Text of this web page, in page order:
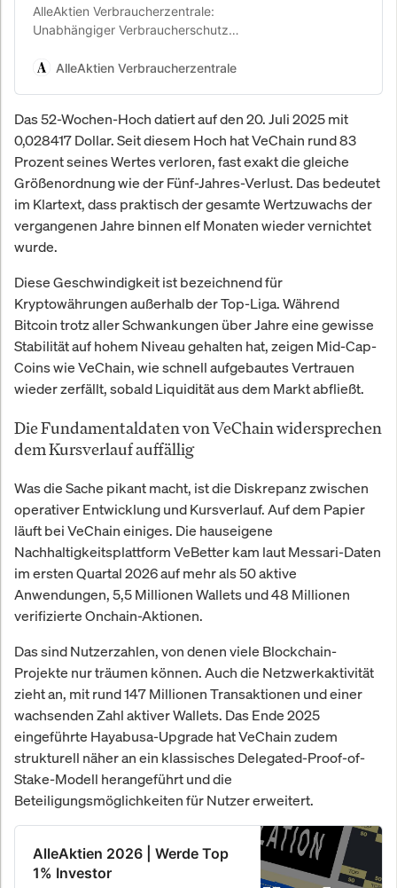
AlleAktien Verbraucherzentrale:
Unabhängiger Verbraucherschutz
Verbraucherschutz prüft
Erfahrungsberichte und Kosten-
Transparenz für Privatanleger.
AlleAktien Verbraucherzentrale
Das 52-Wochen-Hoch datiert auf den 20. Juli 2025 mit
0,028417 Dollar. Seit diesem Hoch hat VeChain rund 83
Prozent seines Wertes verloren, fast exakt die gleiche
Größenordnung wie der Fünf-Jahres-Verlust. Das bedeutet
im Klartext, dass praktisch der gesamte Wertzuwachs der
vergangenen Jahre binnen elf Monaten wieder vernichtet
wurde.
Diese Geschwindigkeit ist bezeichnend für
Kryptowährungen außerhalb der Top-Liga. Während
Bitcoin trotz aller Schwankungen über Jahre eine gewisse
Stabilität auf hohem Niveau gehalten hat, zeigen Mid-Cap-
Coins wie VeChain, wie schnell aufgebautes Vertrauen
wieder zerfällt, sobald Liquidität aus dem Markt abfließt.
Die Fundamentaldaten von VeChain widersprechen
dem Kursverlauf auffällig
Was die Sache pikant macht, ist die Diskrepanz zwischen
operativer Entwicklung und Kursverlauf. Auf dem Papier
läuft bei VeChain einiges. Die hauseigene
Nachhaltigkeitsplattform VeBetter kam laut Messari-Daten
im ersten Quartal 2026 auf mehr als 50 aktive
Anwendungen, 5,5 Millionen Wallets und 48 Millionen
verifizierte Onchain-Aktionen.
Das sind Nutzerzahlen, von denen viele Blockchain-
Projekte nur träumen können. Auch die Netzwerkaktivität
zieht an, mit rund 147 Millionen Transaktionen und einer
wachsenden Zahl aktiver Wallets. Das Ende 2025
eingeführte Hayabusa-Upgrade hat VeChain zudem
strukturell näher an ein klassisches Delegated-Proof-of-
Stake-Modell herangeführt und die
Beteiligungsmöglichkeiten für Nutzer erweitert.
AlleAktien 2026 | Werde Top
1% Investor